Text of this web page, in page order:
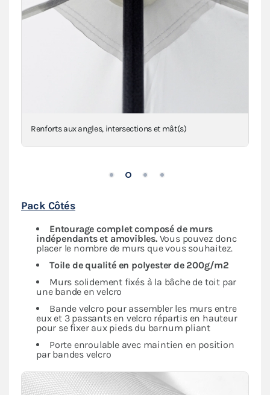
Anneaux de haubanage en inox sur sangles
Pack Côtés
Entourage complet composé de murs
indépendantset amovibles.Vous pouvez donc
placer le nombre de murs que vous souhaitez.
Toile de qualité en polyester de 200g/m2
Murs solidement fixés à la bâche de toit par
une bande en velcro
Bande velcro pour assembler les murs entre
eux et 3 passants en velcro répartis en hauteur
pour se fixer aux pieds du barnum pliant
Porte enroulable avec maintien en position
par bandes velcro